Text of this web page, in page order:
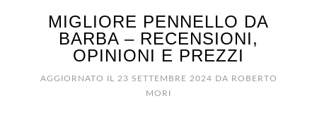
MIGLIORE PENNELLO DA
BARBA – RECENSIONI,
OPINIONI E PREZZI
AGGIORNATO IL 23 SETTEMBRE 2024 DA ROBERTO
MORI